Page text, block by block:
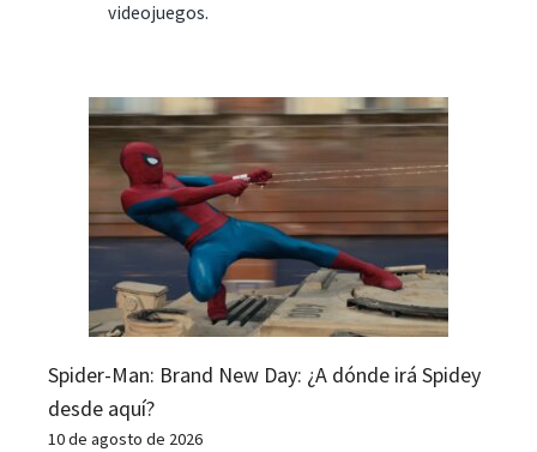
videojuegos.
Spider-Man: Brand New Day: ¿A dónde irá Spidey
desde aquí?
10 de agosto de 2026